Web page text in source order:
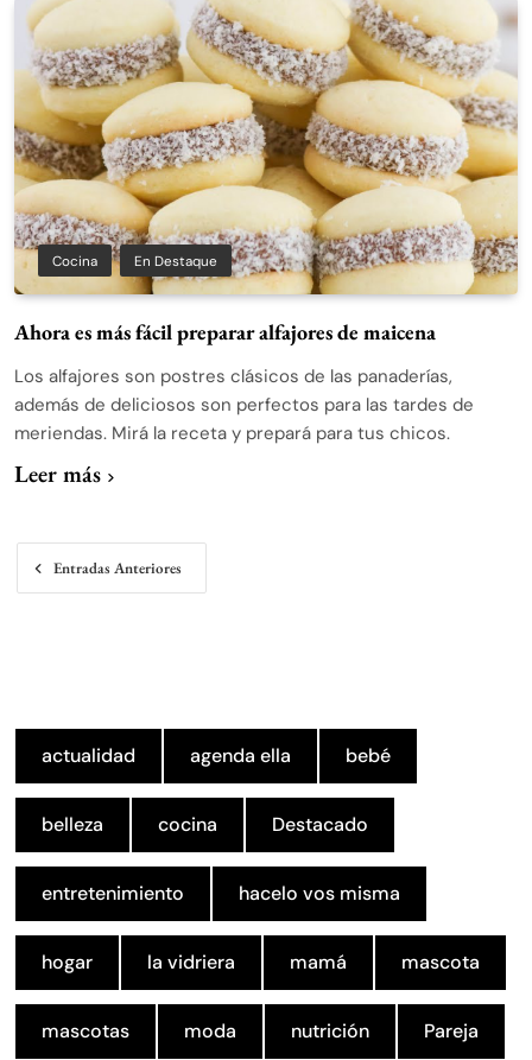
Cocina En Destaque
Ahora es más fácil preparar alfajores de maicena
Los alfajores son postres clásicos de las panaderías,
además de deliciosos son perfectos para las tardes de
meriendas. Mirá la receta y prepará para tus chicos.
Leer más
Navegación
de
Entradas Anteriores
actualidad agenda ella bebé
belleza cocina Destacado
entretenimiento hacelo vos misma
hogar la vidriera mamá mascota
mascotas moda nutrición Pareja